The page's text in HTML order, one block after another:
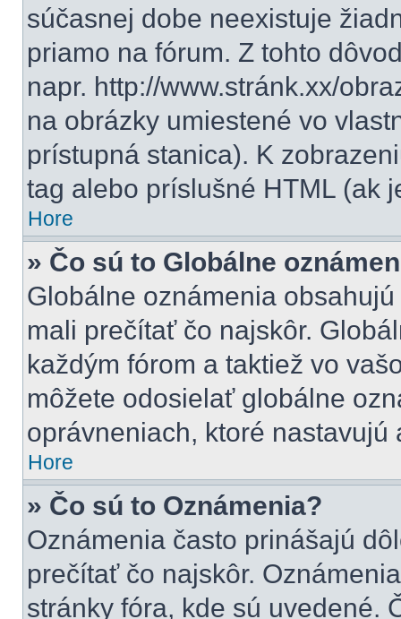
súčasnej dobe neexistuje
priamo na fórum. Z tohto
napr. http://www.stránk.xx/
na obrázky umiestené vo
prístupná stanica). K
tag alebo príslušné HTML (ak
Hore
» Čo sú to Globálne
Globálne oznámenia
mali prečítať čo najskôr.
každým fórom a taktiež vo
môžete odosielať globálne
oprávneniach, ktoré nastavujú
Hore
» Čo sú to Oznámenia?
Oznámenia často prinášajú
prečítať čo najskôr.
stránky fóra, kde sú uvedené.